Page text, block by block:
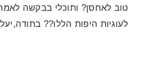
טוב לאחסן? ותוכלי בבקשה
לעוגיות היפות הללו??